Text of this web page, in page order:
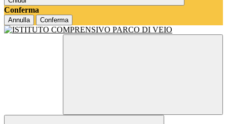
Conferma
Annulla Conferma